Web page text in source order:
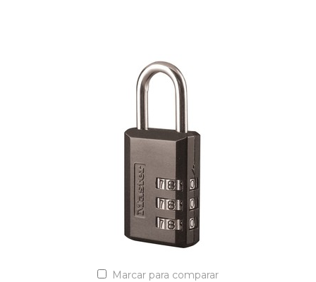
VER DETALLES
Añadir a la lista de cotización
Marcar para comparar